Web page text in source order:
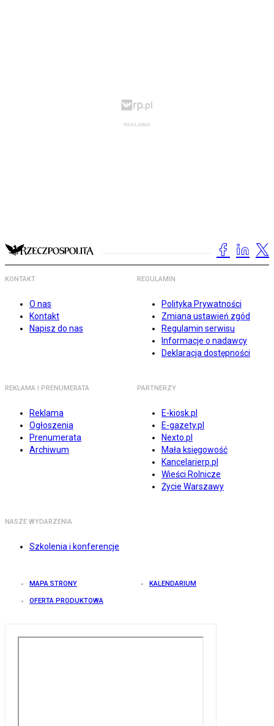
KONTAKT
O nas
Kontakt
Napisz do nas
REGULAMIN
Polityka Prywatności
Zmiana ustawień zgód
Regulamin serwisu
Informacje o nadawcy
Deklaracja dostępności
REKLAMA I PRENUMERATA
Reklama
Ogłoszenia
Prenumerata
Archiwum
PARTNERZY
E-kiosk.pl
E-gazety.pl
Nexto.pl
Mała księgowość
Kancelarierp.pl
Wieści Rolnicze
Życie Warszawy
NASZE WYDARZENIA
Szkolenia i konferencje
MAPA STRONY KALENDARIUM
OFERTA PRODUKTOWA